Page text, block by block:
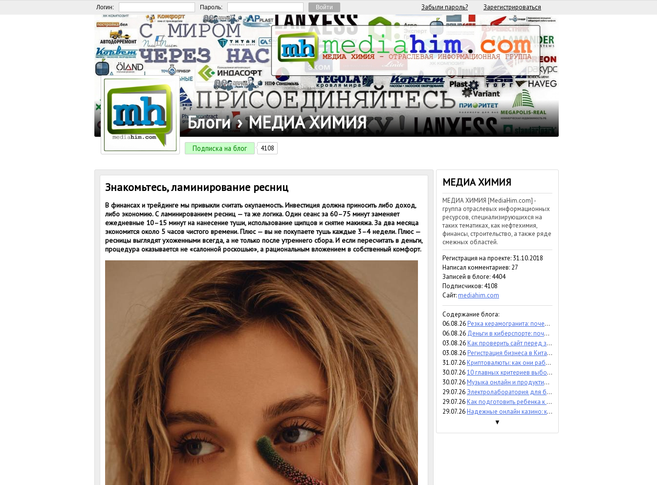
Логин: Пароль: Забыли пароль? Зарегистрироваться
Блоги › МЕДИА ХИМИЯ
Подписка на блог 4108
Знакомьтесь, ламинирование ресниц
В финансах и трейдинге мы привыкли считать окупаемость. Инвестиция должна приносить либо доход,
либо экономию. С ламинированием ресниц — та же логика. Один сеанс за 60–75 минут заменяет
ежедневные 10–15 минут на нанесение туши, использование щипцов и снятие макияжа. За два месяца
экономится около 5 часов чистого времени. Плюс — вы не покупаете тушь каждые 3–4 недели. Плюс —
ресницы выглядят ухоженными всегда, а не только после утреннего сбора. И если пересчитать в деньги,
процедура оказывается не «салонной роскошью», а рациональным вложением в собственный комфорт.
МЕДИА ХИМИЯ
МЕДИА ХИМИЯ [MediaHim.com] -
группа отраслевых информационных
ресурсов, специализирующихся на
таких тематиках, как нефтехимия,
финансы, строительство, а также ряде
смежных областей.
Регистрация на проекте: 31.10.2018
Написал комментариев: 27
Записей в блоге: 4404
Подписчиков: 4108
Сайт:mediahim.com
Содержание блога:
06.08.26Резка керамогранита: почему точность влияет на результат и расходы
06.08.26 Деньги в киберспорте: почему инвесторы вкладываются в бренд команды, а не в игрока (мнение)
03.08.26Как проверить сайт перед запуском - пошаговый аудит и контроль
03.08.26Регистрация бизнеса в Китае: что важно знать перед выходом на рынок
31.07.26Криптовалюты: как они работают, какие бывают и чем отличаются
30.07.2610 главных критериев выбора аттракционов для бизнеса
30.07.26Музыка онлайн и продуктивность: помогает сосредоточиться или отвлекает?
29.07.26 Электролаборатория для бизнеса: когда и зачем проверять электроустановки
29.07.26Как подготовить ребенка к процедуре УЗИ
29.07.26Надежные онлайн казино: критерии экспертного сравнения
▼